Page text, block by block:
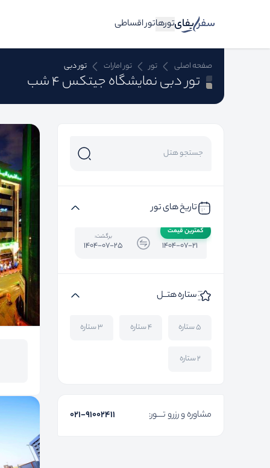
تورهاتور اقساطی
صفحه اصلی تور تور امارات تور دبی
تور دبی نمایشگاه جیتکس 4 شب
تاریخ های تور
کمترین قیمت
رفت:
1404-07-21
برگشت:
1404-07-25
ستاره هتــل
۵ ستاره ۴ ستاره ۳ ستاره
۲ ستاره
مشاوره و رزرو تـــور: ۰۲۱-91002411